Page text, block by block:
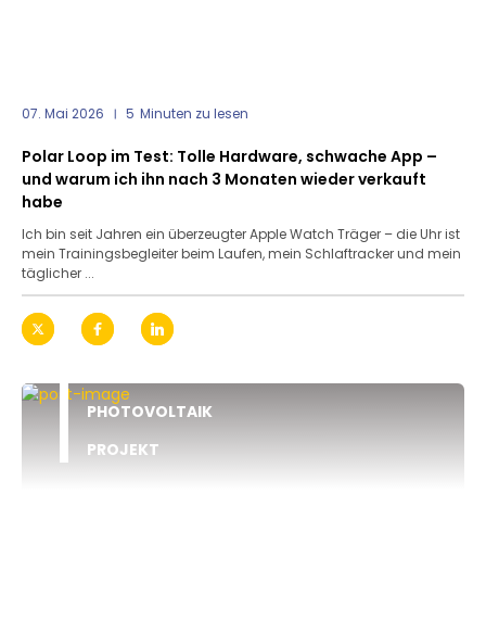
07. Mai 2026 5 Minuten zu lesen
Polar Loop im Test: Tolle Hardware, schwache App –
und warum ich ihn nach 3 Monaten wieder verkauft
habe
Ich bin seit Jahren ein überzeugter Apple Watch Träger – die Uhr ist
mein Trainingsbegleiter beim Laufen, mein Schlaftracker und mein
täglicher ...
PHOTOVOLTAIK
PROJEKT